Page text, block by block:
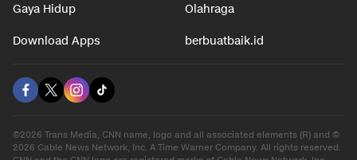
Gaya Hidup Olahraga
Download Apps berbuatbaik.id
©2026 Trans Media, CNN name, logo and all associated elements (R) and ©
2026 Cable News Network, Inc. A Time Warner Company. All rights reserved.